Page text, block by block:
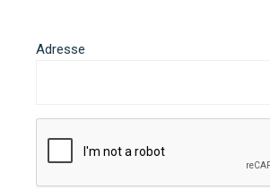
Adresse